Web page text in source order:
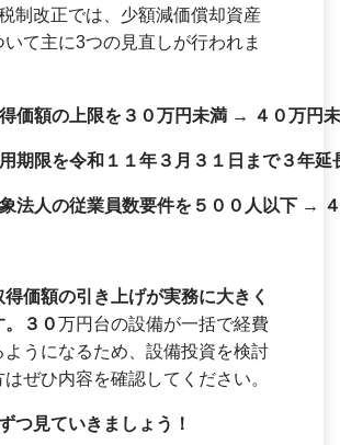
制改正では、少額減価償却資産
て主に3つの見直しが行われま
価額の上限を３０万円未満 → ４０万円
期限を令和１１年３月３１日まで３年延
法人の従業員数要件を５００人以下 →
価額の引き上げが実務に大きく
３０万円台の設備が一括で経費
ようになるため、設備投資を検討
はぜひ内容を確認してください。
つ見ていきましょう！